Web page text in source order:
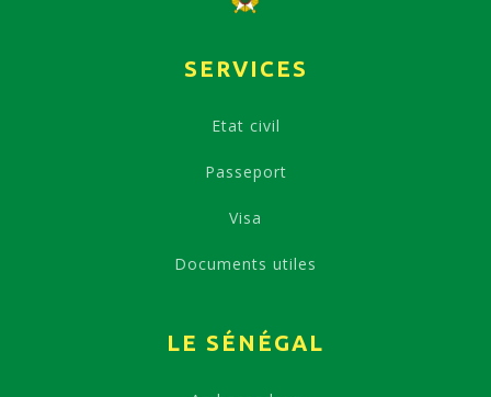
SERVICES
Etat civil
Passeport
Visa
Documents utiles
LE SÉNÉGAL